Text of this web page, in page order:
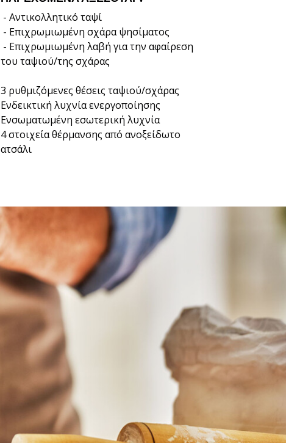
- Αντικολλητικό ταψί
- Επιχρωμιωμένη σχάρα ψησίματος
- Επιχρωμιωμένη λαβή για την αφαίρεση
του ταψιού/της σχάρας
3 ρυθμιζόμενες θέσεις ταψιού/σχάρας
Ενδεικτική λυχνία ενεργοποίησης
Ενσωματωμένη εσωτερική λυχνία
4 στοιχεία θέρμανσης από ανοξείδωτο
ατσάλι